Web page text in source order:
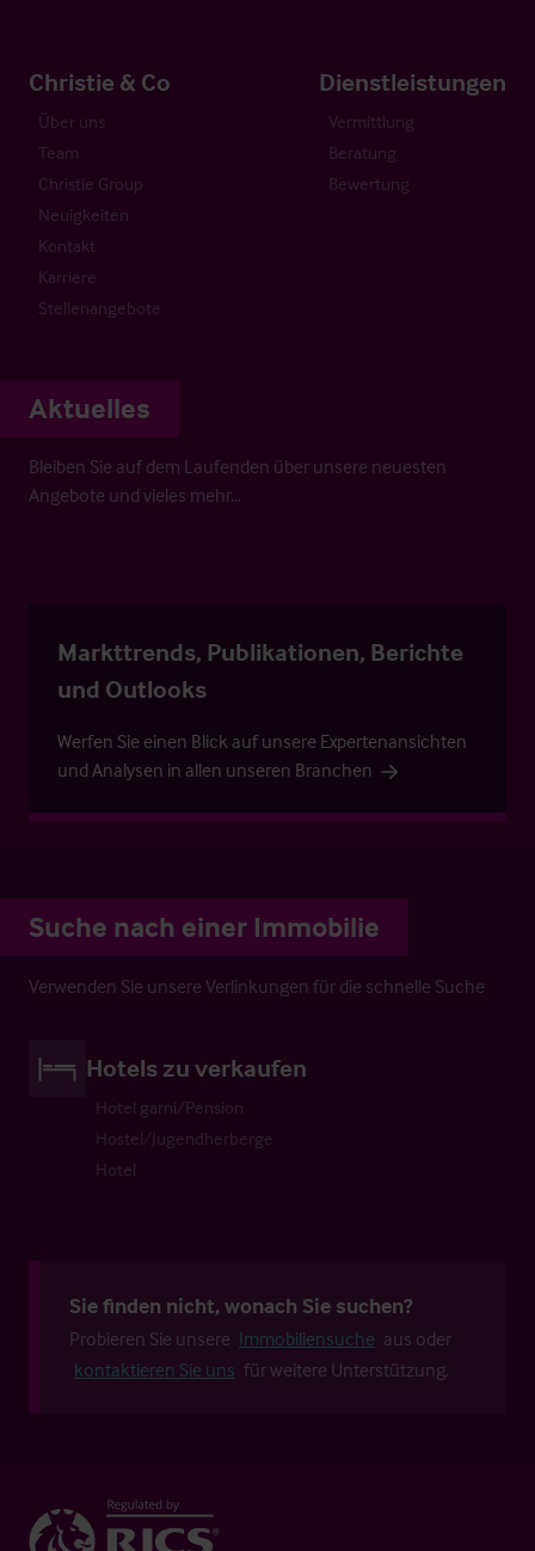
Christie & Co
Über uns
Team
Christie Group
Neuigkeiten
Kontakt
Karriere
Stellenangebote
Dienstleistungen
Vermittlung
Beratung
Bewertung
Aktuelles
Bleiben Sie auf dem Laufenden über unsere neuesten
Angebote und vieles mehr…
Markttrends, Publikationen, Berichte
und Outlooks
Werfen Sie einen Blick auf unsere Expertenansichten
und Analysen in allen unseren Branchen
Suche nach einer Immobilie
Verwenden Sie unsere Verlinkungen für die schnelle Suche
Hotels zu verkaufen
Hotel garni/Pension
Hostel/Jugendherberge
Hotel
Sie finden nicht, wonach Sie suchen?
Probieren Sie unsere Immobiliensuche aus oder
kontaktieren Sie uns für weitere Unterstützung.